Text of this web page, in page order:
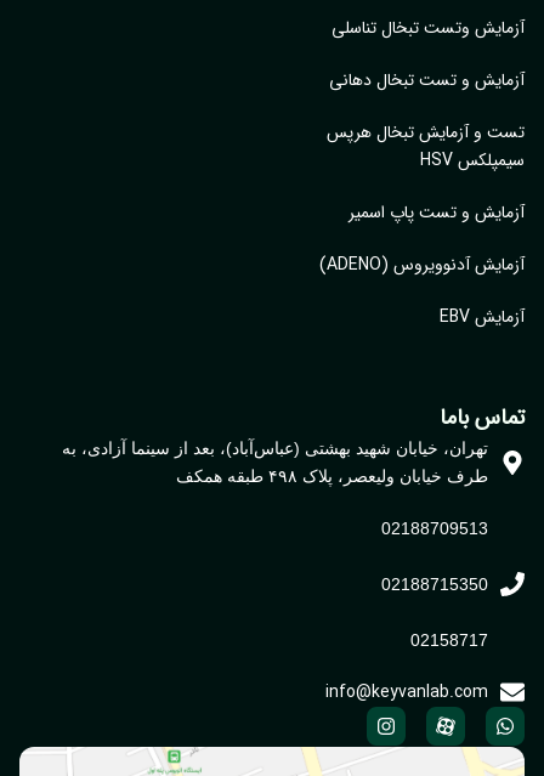
آزمایش وتست تبخال تناسلی
آزمایش و تست تبخال دهانی
تست و آزمایش تبخال هرپس
سیمپلکس HSV
آزمایش و تست پاپ اسمیر
آزمایش آدنوویروس (ADENO)
آزمایش EBV
تماس باما
تهران، خیابان شهید بهشتی (عباس‌آباد)، بعد از سینما آزادی، به
طرف خیابان ولیعصر، پلاک ۴۹۸ طبقه همکف
02188709513
02188715350
02158717
info@keyvanlab.com